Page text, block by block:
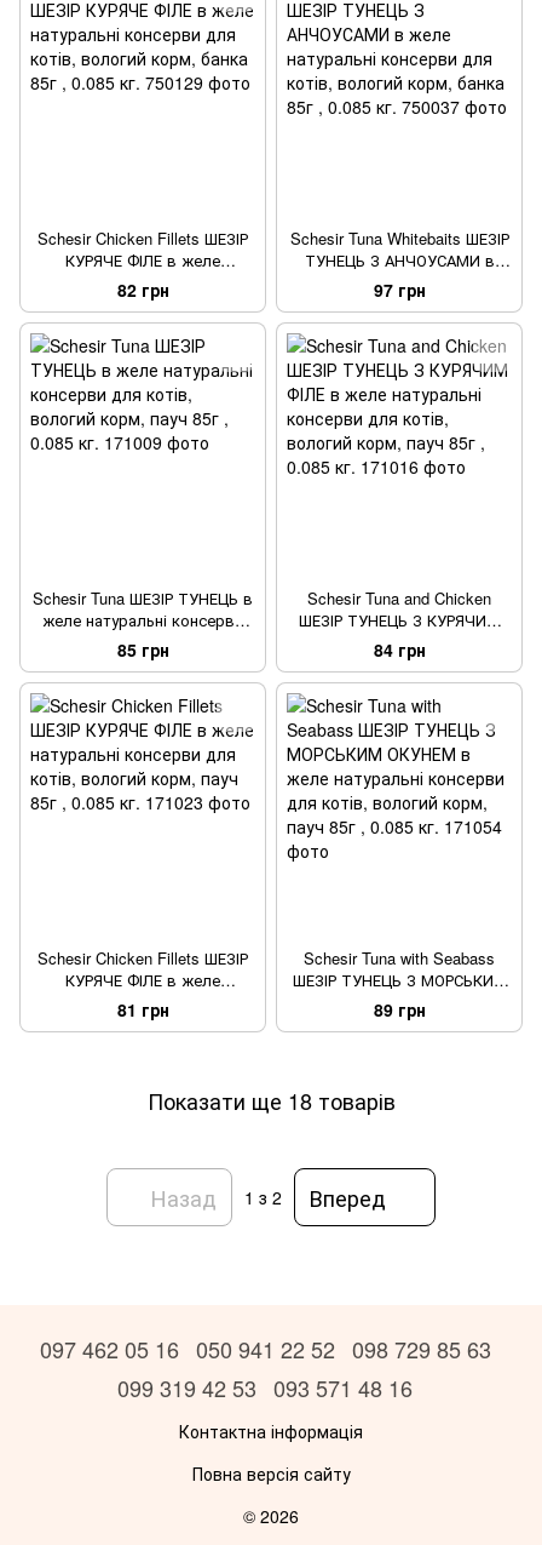
Schesir Chicken Fillets ШЕЗІР
КУРЯЧЕ ФІЛЕ в желе
натуральні консерви для
котів, вологий корм, банка
85г , 0.085 кг.
82 грн
Schesir Tuna Whitebaits ШЕЗІР
ТУНЕЦЬ З АНЧОУСАМИ в
желе натуральні консерви
для котів, вологий корм,
банка 85г , 0.085 кг.
97 грн
Schesir Tuna ШЕЗІР ТУНЕЦЬ в
желе натуральні консерви
для котів, вологий корм,
пауч 85г , 0.085 кг.
85 грн
Schesir Tuna and Chicken
ШЕЗІР ТУНЕЦЬ З КУРЯЧИМ
ФІЛЕ в желе натуральні
консерви для котів, вологий
корм, пауч 85г , 0.085 кг.
84 грн
Schesir Chicken Fillets ШЕЗІР
КУРЯЧЕ ФІЛЕ в желе
натуральні консерви для
котів, вологий корм, пауч 85г
81 грн
Schesir Tuna with Seabass
ШЕЗІР ТУНЕЦЬ З МОРСЬКИМ
ОКУНЕМ в желе натуральні
консерви для котів, вологий
89 грн
Показати ще 18 товарів
Назад 1 з 2 Вперед
097 462 05 16 050 941 22 52 098 729 85 63
099 319 42 53 093 571 48 16
Контактна інформація
Повна версія сайту
© 2026